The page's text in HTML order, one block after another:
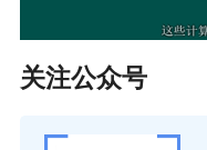
关注公众号